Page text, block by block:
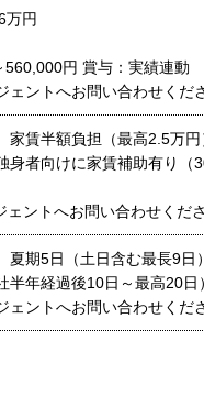
万円
560,000円 賞与：実績連動
ントへお問い合わせくだ
家賃半額負担（最高2.5万
身者向けに家賃補助有り（
ントへお問い合わせくださ
夏期5日（土日含む最長9日
半年経過後10日～最高20日）
ントへお問い合わせくだ